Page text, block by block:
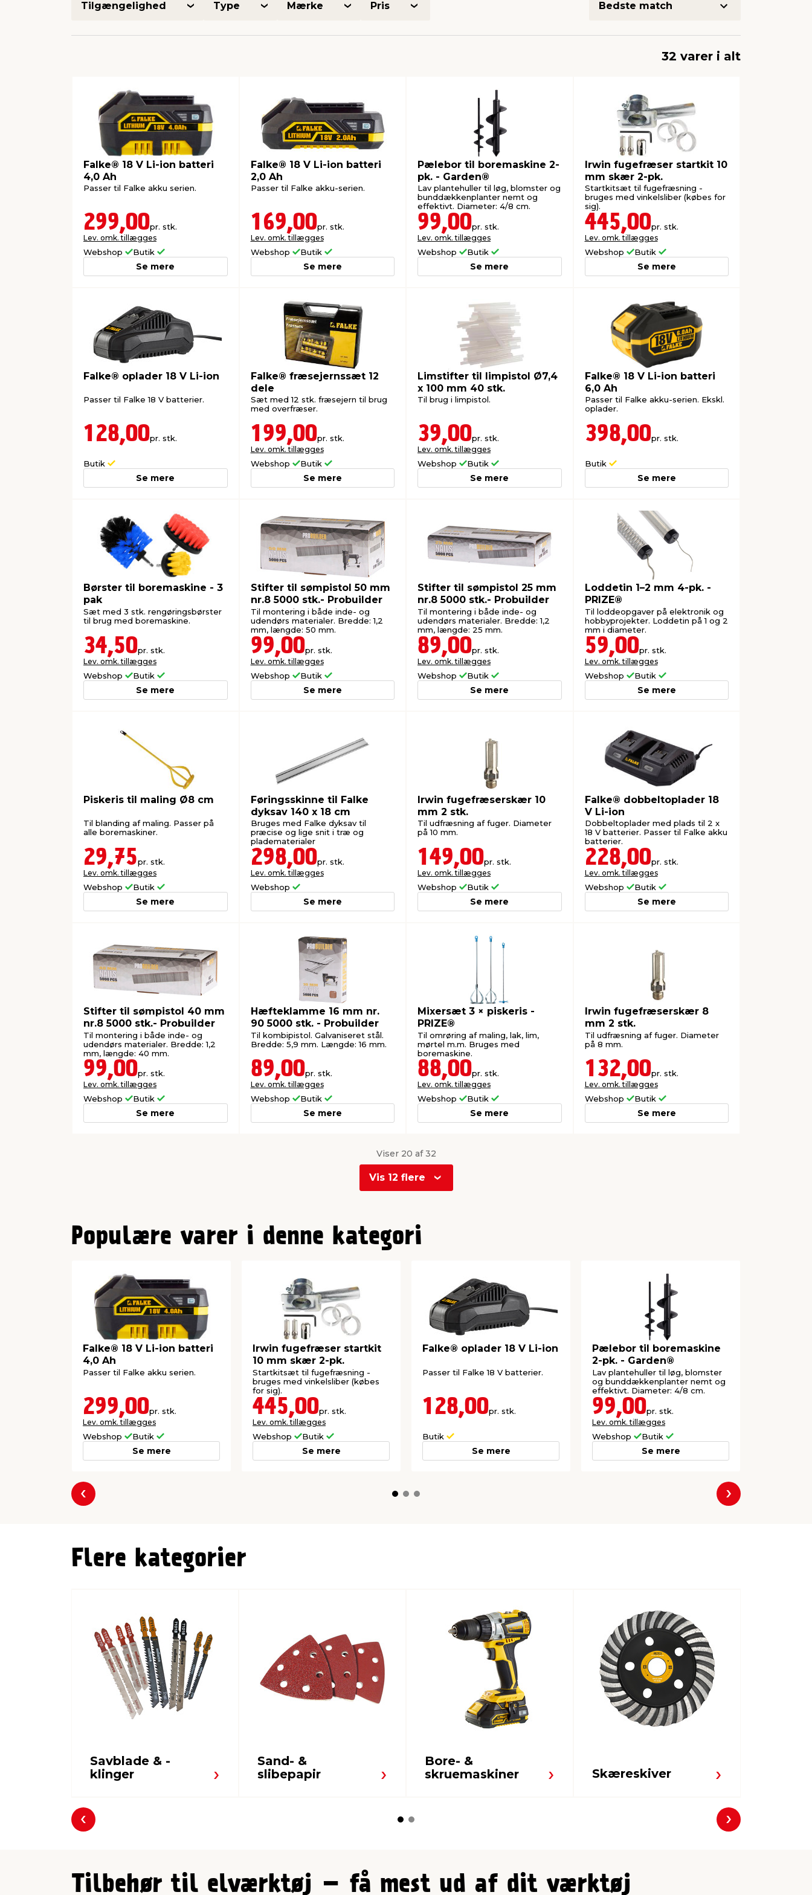
Tilgængelighed Type Mærke Pris
32 varer i alt
Falke® 18 V Li-ion batteri
4,0 Ah
Passer til Falke akku serien.
299,00pr. stk.
Lev. omk. tillægges
Webshop Butik
Se mere
Falke® 18 V Li-ion batteri
2,0 Ah
Passer til Falke akku-serien.
169,00pr. stk.
Lev. omk. tillægges
Webshop Butik
Se mere
Pælebor til boremaskine 2-
pk. - Garden®
Lav plantehuller til løg, blomster og
bunddækkenplanter nemt og
effektivt. Diameter: 4/8 cm.
99,00pr. stk.
Lev. omk. tillægges
Webshop Butik
Se mere
Irwin fugefræser startkit 10
mm skær 2-pk.
Startkitsæt til fugefræsning -
bruges med vinkelsliber (købes for
sig).
445,00pr. stk.
Lev. omk. tillægges
Webshop Butik
Se mere
Falke® oplader 18 V Li-ion
Passer til Falke 18 V batterier.
128,00pr. stk.
Butik
Se mere
Falke® fræsejernssæt 12
dele
Sæt med 12 stk. fræsejern til brug
med overfræser.
199,00pr. stk.
Lev. omk. tillægges
Webshop Butik
Se mere
Limstifter til limpistol Ø7,4
x 100 mm 40 stk.
Til brug i limpistol.
39,00pr. stk.
Lev. omk. tillægges
Webshop Butik
Se mere
Falke® 18 V Li-ion batteri
6,0 Ah
Passer til Falke akku-serien. Ekskl.
oplader.
398,00pr. stk.
Butik
Se mere
Børster til boremaskine - 3
pak
Sæt med 3 stk. rengøringsbørster
til brug med boremaskine.
34,50pr. stk.
Lev. omk. tillægges
Webshop Butik
Se mere
Stifter til sømpistol 50 mm
nr.8 5000 stk.- Probuilder
Til montering i både inde- og
udendørs materialer. Bredde: 1,2
mm, længde: 50 mm.
99,00pr. stk.
Lev. omk. tillægges
Webshop Butik
Se mere
Stifter til sømpistol 25 mm
nr.8 5000 stk.- Probuilder
Til montering i både inde- og
udendørs materialer. Bredde: 1,2
mm, længde: 25 mm.
89,00pr. stk.
Lev. omk. tillægges
Webshop Butik
Se mere
Loddetin 1–2 mm 4-pk. -
PRIZE®
Til loddeopgaver på elektronik og
hobbyprojekter. Loddetin på 1 og 2
mm i diameter.
59,00pr. stk.
Lev. omk. tillægges
Webshop Butik
Se mere
Piskeris til maling Ø8 cm
Til blanding af maling. Passer på
alle boremaskiner.
29,75pr. stk.
Lev. omk. tillægges
Webshop Butik
Se mere
Føringsskinne til Falke
dyksav 140 x 18 cm
Bruges med Falke dyksav til
præcise og lige snit i træ og
pladematerialer
298,00pr. stk.
Lev. omk. tillægges
Webshop
Se mere
Irwin fugefræserskær 10
mm 2 stk.
Til udfræsning af fuger. Diameter
på 10 mm.
149,00pr. stk.
Lev. omk. tillægges
Webshop Butik
Se mere
Falke® dobbeltoplader 18
V Li-ion
Dobbeltoplader med plads til 2 x
18 V batterier. Passer til Falke akku
batterier.
228,00pr. stk.
Lev. omk. tillægges
Webshop Butik
Se mere
Stifter til sømpistol 40 mm
nr.8 5000 stk.- Probuilder
Til montering i både inde- og
udendørs materialer. Bredde: 1,2
mm, længde: 40 mm.
99,00pr. stk.
Lev. omk. tillægges
Webshop Butik
Se mere
Hæfteklamme 16 mm nr.
90 5000 stk. - Probuilder
Til kombipistol. Galvaniseret stål.
Bredde: 5,9 mm. Længde: 16 mm.
89,00pr. stk.
Lev. omk. tillægges
Webshop Butik
Se mere
Mixersæt 3 × piskeris -
PRIZE®
Til omrøring af maling, lak, lim,
mørtel m.m. Bruges med
boremaskine.
88,00pr. stk.
Lev. omk. tillægges
Webshop Butik
Se mere
Irwin fugefræserskær 8
mm 2 stk.
Til udfræsning af fuger. Diameter
på 8 mm.
132,00pr. stk.
Lev. omk. tillægges
Webshop Butik
Se mere
Viser 20 af 32
Vis 12 flere
Populære varer i denne kategori
Falke® 18 V Li-ion batteri
4,0 Ah
Passer til Falke akku serien.
299,00pr. stk.
Lev. omk. tillægges
Webshop Butik
Se mere
Irwin fugefræser startkit
10 mm skær 2-pk.
Startkitsæt til fugefræsning -
bruges med vinkelsliber (købes
for sig).
445,00pr. stk.
Lev. omk. tillægges
Webshop Butik
Se mere
Falke® oplader 18 V Li-ion
Passer til Falke 18 V batterier.
128,00pr. stk.
Butik
Se mere
Pælebor til boremaskine
2-pk. - Garden®
Lav plantehuller til løg, blomster
og bunddækkenplanter nemt og
effektivt. Diameter: 4/8 cm.
99,00pr. stk.
Lev. omk. tillægges
Webshop Butik
Se mere
Forrige Næste
Flere kategorier
Savblade & -
klinger
Sand- &
slibepapir
Bore- &
skruemaskiner
Skæreskiver
Forrige Næste
Tilbehør til elværktøj – få mest ud af dit værktøj